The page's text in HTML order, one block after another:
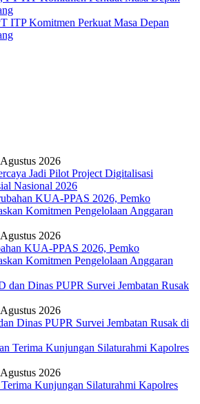
ITP Komitmen Perkuat Masa Depan
2026
Jadi Pilot Project Digitalisasi
Nasional 2026
2026
KUA-PPAS 2026, Pemko
Komitmen Pengelolaan Anggaran
2026
Dinas PUPR Survei Jembatan Rusak di
2026
Kunjungan Silaturahmi Kapolres